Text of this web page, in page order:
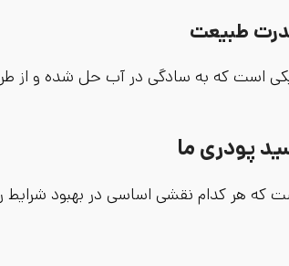
طبیعت
است که به سادگی در آب حل شده و از
پودری ما
که هر کدام نقشی اساسی در بهبود شرایط